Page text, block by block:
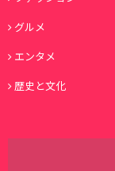
グルメ
エンタメ
歴史と文化